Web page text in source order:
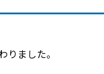
りました。